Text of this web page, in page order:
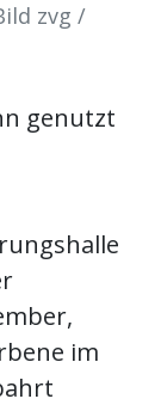
zvg /
genutzt
im